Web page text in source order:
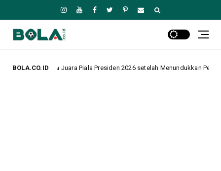
BOLA.CO.ID
Piala Presiden 2026 setelah Menundukkan Persib dalam Drama Adu